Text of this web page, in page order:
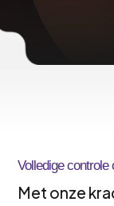
Volledige
Met onze